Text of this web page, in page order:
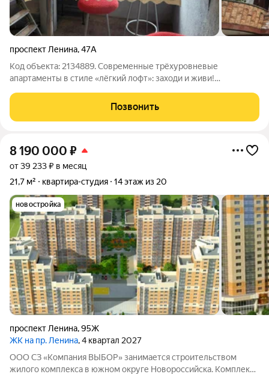
проспект Ленина,47А
Код объекта: 2134889. Современные трёхуровневые
апартаменты в стиле «лёгкий лофт»: заходи и живи!
перспективных районов города. Идеальное жильё для
динамичной молодёжи и ценителей урбанистического стиля.
Позвонить
8 190 000 ₽
от 39 233 ₽ в месяц
21,7 м²
квартира-студия 14 этаж из 20
новостройка
проспект Ленина,95Ж
ЖК на пр. Ленина, 4 квартал 2027
ООО СЗ «Компания ВЫБОР» занимается строительством
жилого комплекса в южном округе Новороссийска. Комплекс